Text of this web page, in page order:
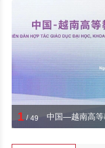
1 / 49